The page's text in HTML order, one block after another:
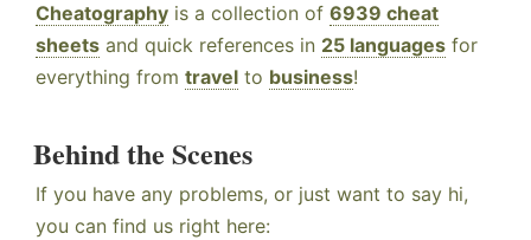
Cheatography is a collection of 6939 cheat
sheets and quick references in 25 languages for
everything from travel to business!
Behind the Scenes
If you have any problems, or just want to say hi,
you can find us right here: